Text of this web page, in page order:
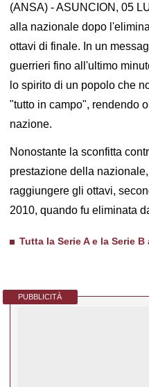
(ANSA) - ASUNCION, 05
alla nazionale dopo
ottavi di finale. In un
guerrieri fino all'ultimo
lo spirito di un popolo che
"tutto in campo", rendendo
nazione.
Nonostante la sconfitta
prestazione della
raggiungere gli ottavi,
2010, quando fu eliminata
Tutta la Serie A e la Serie
PUBBLICITÀ